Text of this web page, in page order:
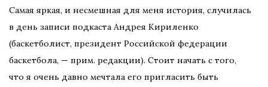
Самая яркая, и несмешная для меня история, случилась
в день записи подкаста Андрея Кириленко
(баскетболист, президент Российской федерации
баскетбола, — прим. редакции). Стоит начать с того,
что я очень давно мечтала его пригласить быть